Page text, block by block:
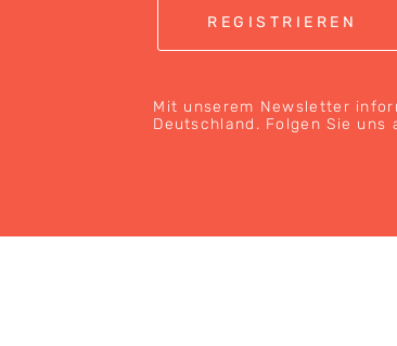
Mit unserem Newsletter
Deutschland. Folgen Sie uns